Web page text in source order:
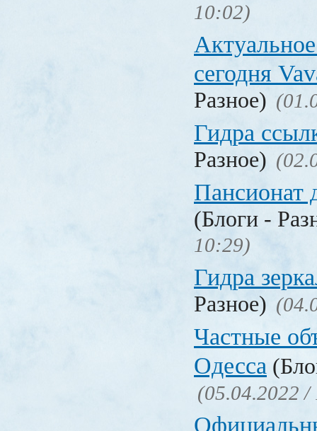
10:02)
сегодня
Разное)
Гидра
Разное)
Пансионат
(Блоги -
10:29)
Гидра
Разное)
Частные
Одесса
(05.04.2022 /